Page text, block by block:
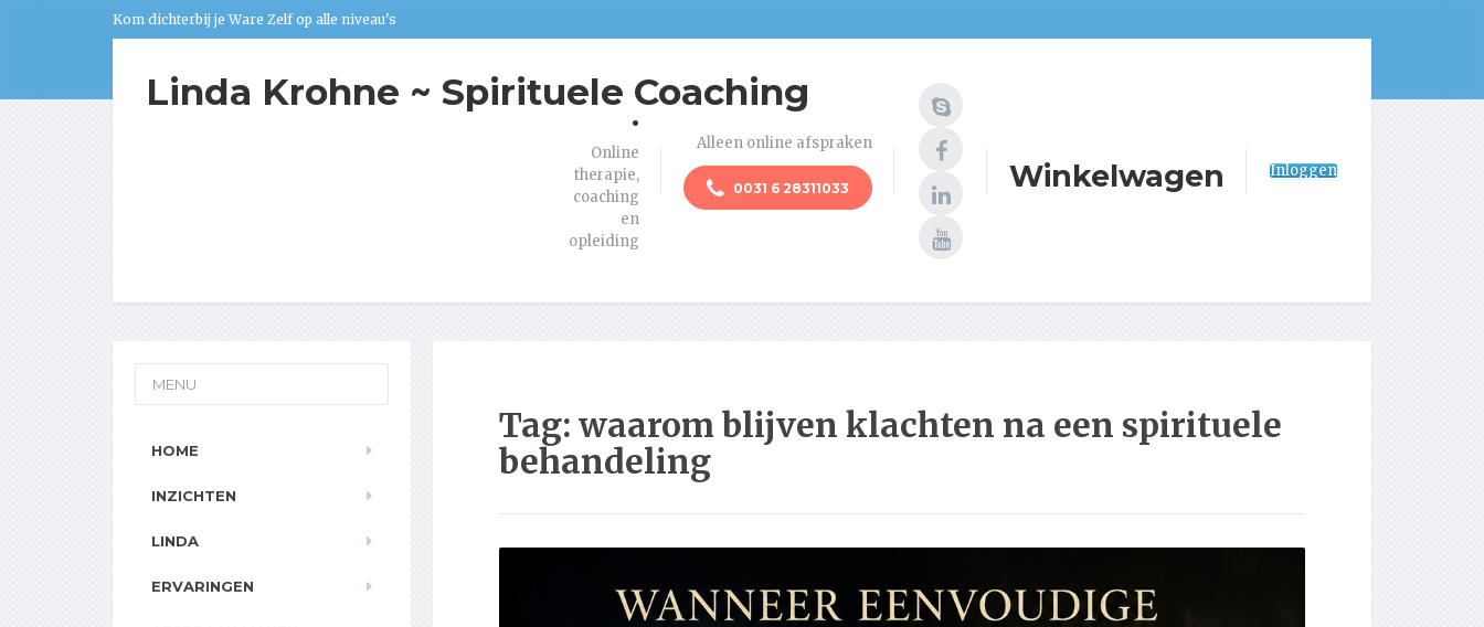
Kom dichterbij je Ware Zelf op alle niveau's
Linda Krohne ~ Spirituele Coaching
.
Online
therapie,
coaching
en
opleiding
Alleen online afspraken
0031 6 28311033 Winkelwagen Inloggen
Tag: waarom blijven klachten na een spirituele
behandeling
MENU
HOME
INZICHTEN
LINDA
ERVARINGEN